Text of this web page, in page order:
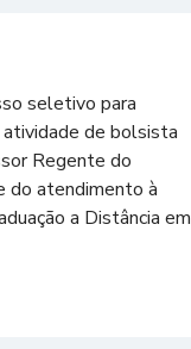
seletivo para
de bolsista
Regente do
do atendimento à
a Distância em